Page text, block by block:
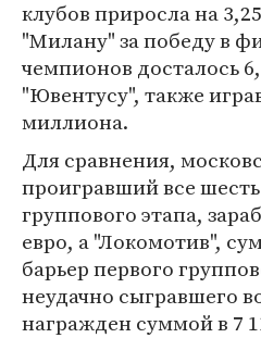
клубов приросла на
"Милану" за победу в
чемпионов досталось
"Ювентусу", также
миллиона.
Для сравнения,
проигравший все
группового этапа,
евро, а "Локомотив",
барьер первого
неудачно сыгравшего
награжден суммой в 7